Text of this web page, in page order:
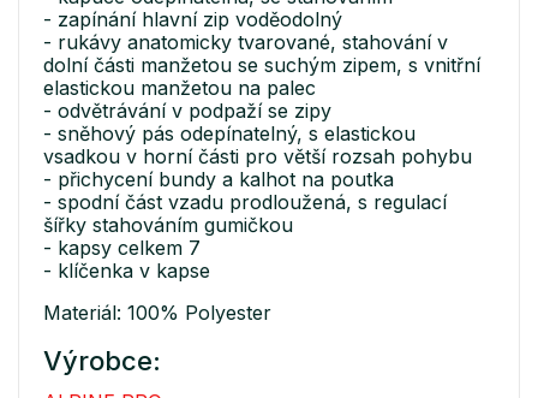
- zapínání hlavní zip voděodolný
- rukávy anatomicky tvarované, stahování v
dolní části manžetou se suchým zipem, s vnitřní
elastickou manžetou na palec
- odvětrávání v podpaží se zipy
- sněhový pás odepínatelný, s elastickou
vsadkou v horní části pro větší rozsah pohybu
- přichycení bundy a kalhot na poutka
- spodní část vzadu prodloužená, s regulací
šířky stahováním gumičkou
- kapsy celkem 7
- klíčenka v kapse
Materiál: 100% Polyester
Výrobce: